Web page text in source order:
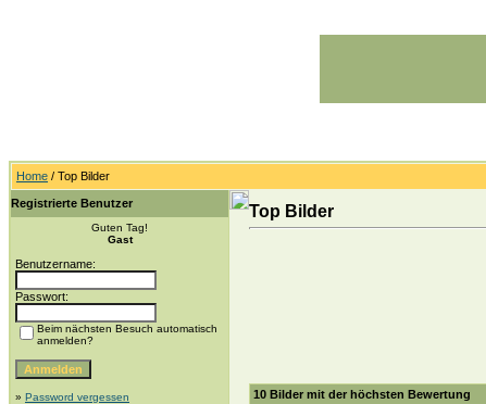
Home / Top Bilder
Registrierte Benutzer
Guten Tag!
Gast
Benutzername:
Passwort:
Beim nächsten Besuch automatisch
anmelden?
» Password vergessen
Top Bilder
10 Bilder mit der höchsten Bewertung